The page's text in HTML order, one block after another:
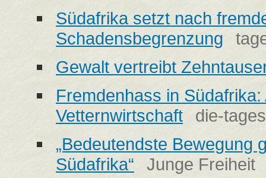
Südafrika setzt nach
Schadensbegrenzung
Gewalt vertreibt
Fremdenhass in
Vetternwirtschaft
die-
„Bedeutendste Bewegung
Südafrika“
Junge Freiheit